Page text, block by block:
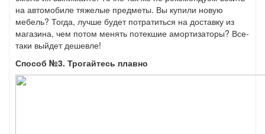
на автомобиле тяжелые предметы. Вы купили новую
мебель? Тогда, лучше будет потратиться на доставку из
магазина, чем потом менять потекшие амортизаторы? Все-
таки выйдет дешевле!
Способ №3. Трогайтесь плавно